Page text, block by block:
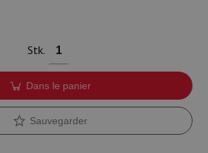
Stk.
Dans le panier
Sauvegarder